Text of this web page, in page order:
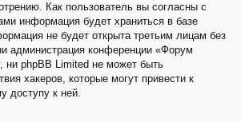
Как пользователь вы согласны с
информация будет храниться в базе
не будет открыта третьим лицам без
администрация конференции «Форум
ни phpBB Limited не может быть
хакеров, которые могут привести к
доступу к ней.